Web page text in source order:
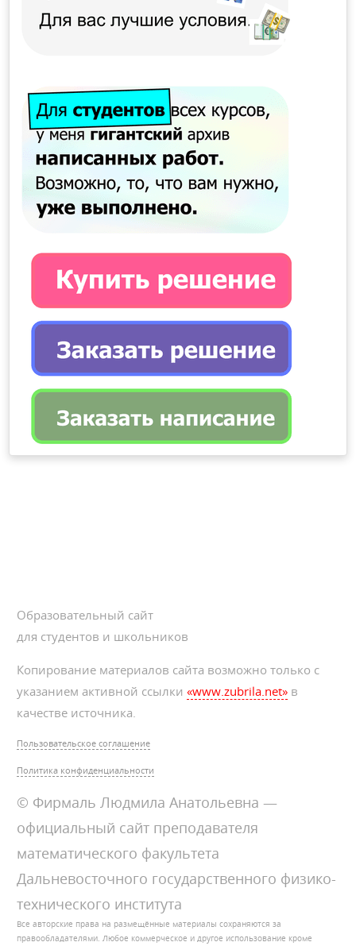
Образовательный сайт
для студентов и школьников
Копирование материалов сайта возможно только с
указанием активной ссылки«www.zubrila.net» в
качестве источника.
Пользовательское соглашение
Политика конфиденциальности
© Фирмаль Людмила Анатольевна —
официальный сайт преподавателя
математического факультета
Дальневосточного государственного физико-
технического института
Все авторские права на размещённые материалы сохраняются за
правообладателями. Любое коммерческое и другое использование кроме